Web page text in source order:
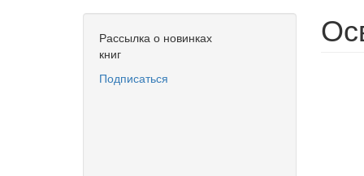
Рассылка о новинках
книг
Подписаться